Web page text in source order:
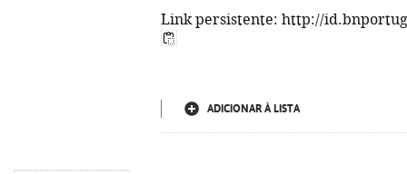
Link persistente: http://
ADICIONAR À LISTA